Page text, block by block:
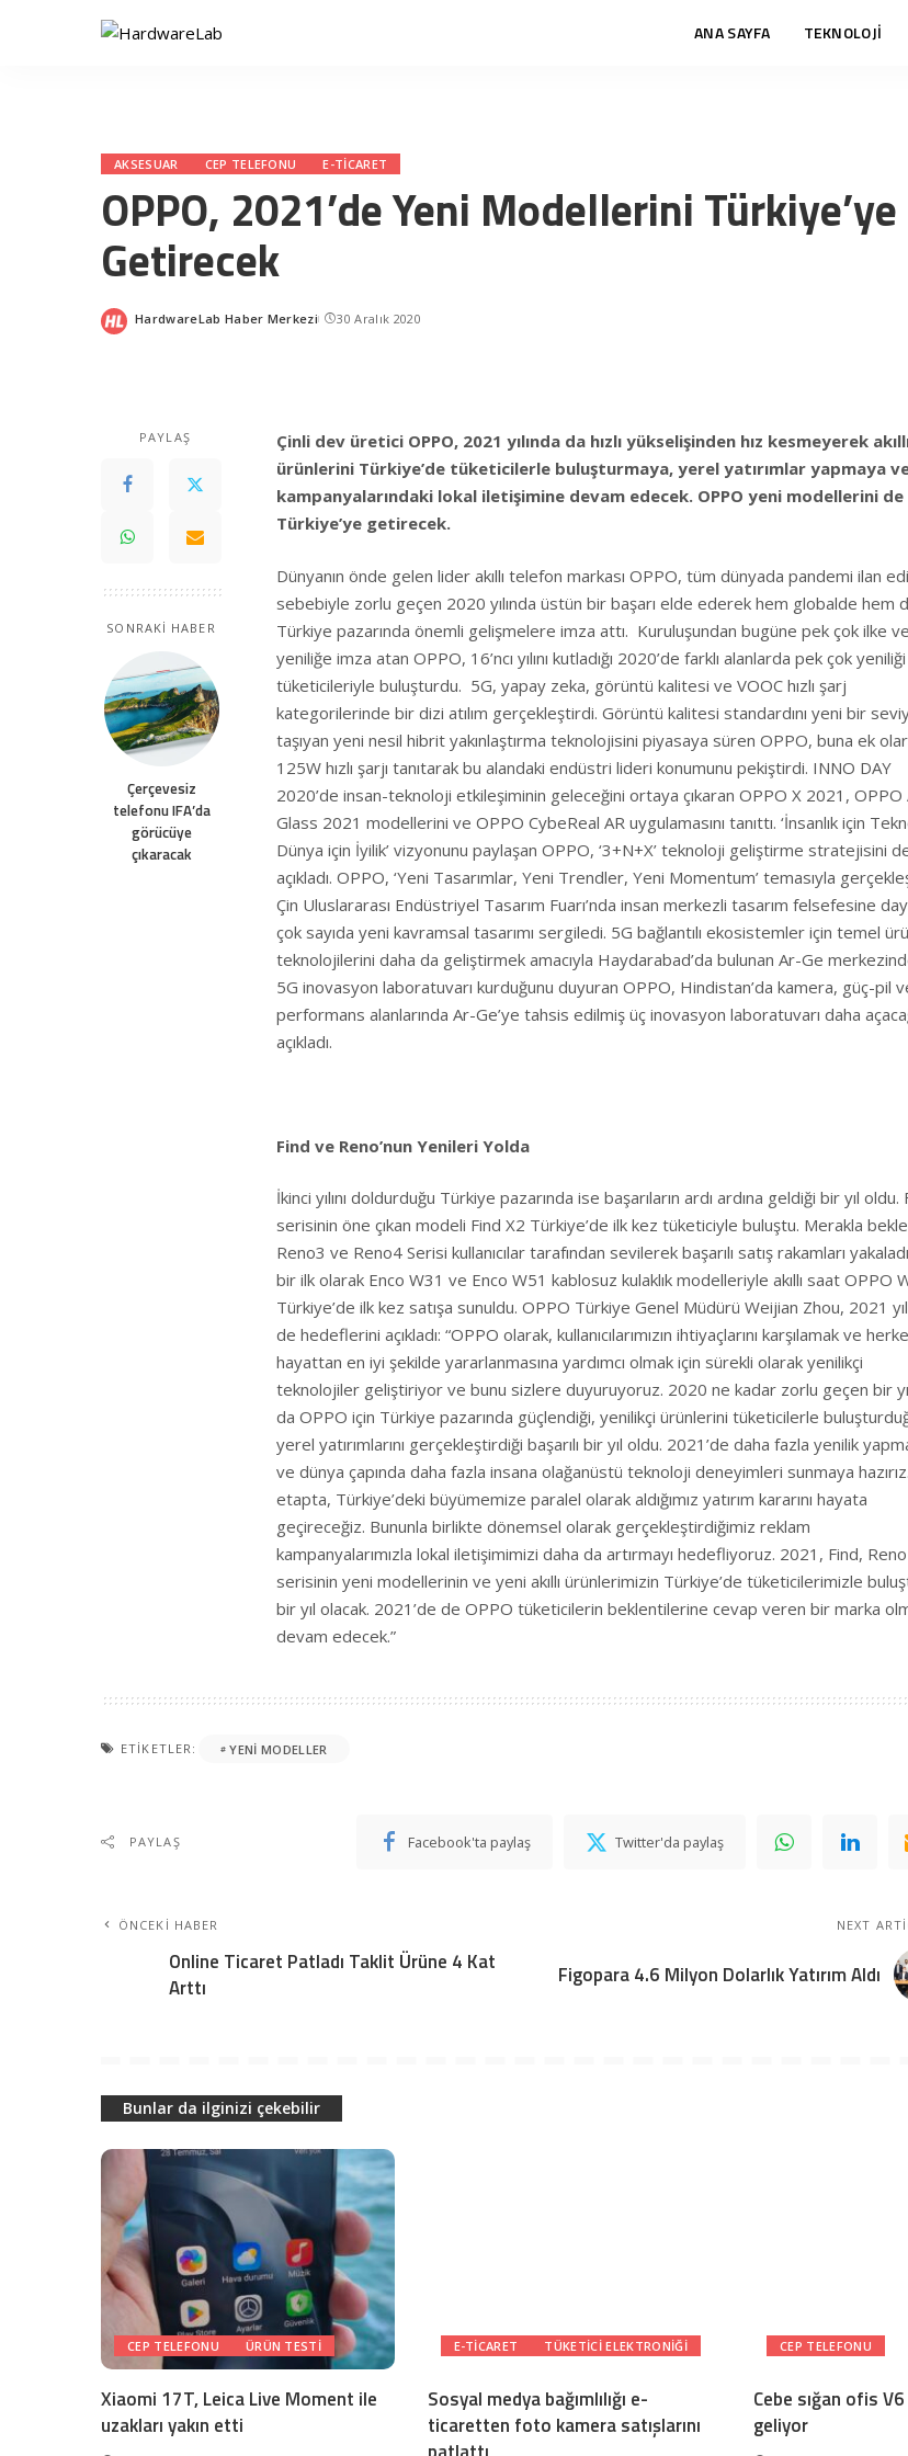
ANA SAYFA TEKNOLOJİ
AKSESUAR CEP TELEFONU E-TICARET
OPPO, 2021’de Yeni Modellerini Türkiye’ye
Getirecek
Posted
HardwareLab Haber Merkezi 30 Aralık 2020
PAYLAŞ
SONRAKİ HABER
Çerçevesiz
telefonu IFA’da
görücüye
çıkaracak
Çinli dev üretici OPPO, 2021 yılında da hızlı yükselişinden hız kesmeyerek
ürünlerini Türkiye’de tüketicilerle buluşturmaya, yerel yatırımlar yapmaya
kampanyalarındaki lokal iletişimine devam edecek. OPPO yeni modellerini de
Türkiye’ye getirecek.
Dünyanın önde gelen lider akıllı telefon markası OPPO, tüm dünyada pandemi ilan
sebebiyle zorlu geçen 2020 yılında üstün bir başarı elde ederek hem globalde hem
Türkiye pazarında önemli gelişmelere imza attı. Kuruluşundan bugüne pek çok ilke ve
yeniliğe imza atan OPPO, 16’ncı yılını kutladığı 2020’de farklı alanlarda pek çok yeniliği
tüketicileriyle buluşturdu. 5G, yapay zeka, görüntü kalitesi ve VOOC hızlı şarj
kategorilerinde bir dizi atılım gerçekleştirdi. Görüntü kalitesi standardını yeni bir
taşıyan yeni nesil hibrit yakınlaştırma teknolojisini piyasaya süren OPPO, buna ek
125W hızlı şarjı tanıtarak bu alandaki endüstri lideri konumunu pekiştirdi. INNO DAY
2020’de insan-teknoloji etkileşiminin geleceğini ortaya çıkaran OPPO X 2021, OPPO
Glass 2021 modellerini ve OPPO CybeReal AR uygulamasını tanıttı. ‘İnsanlık için
Dünya için İyilik’ vizyonunu paylaşan OPPO, ‘3+N+X’ teknoloji geliştirme stratejisini
açıkladı. OPPO, ‘Yeni Tasarımlar, Yeni Trendler, Yeni Momentum’ temasıyla
Çin Uluslararası Endüstriyel Tasarım Fuarı’nda insan merkezli tasarım felsefesine
çok sayıda yeni kavramsal tasarımı sergiledi. 5G bağlantılı ekosistemler için temel
teknolojilerini daha da geliştirmek amacıyla Haydarabad’da bulunan Ar-Ge
5G inovasyon laboratuvarı kurduğunu duyuran OPPO, Hindistan’da kamera, güç-pil
performans alanlarında Ar-Ge’ye tahsis edilmiş üç inovasyon laboratuvarı daha
açıkladı.
Find ve Reno’nun Yenileri Yolda
İkinci yılını doldurduğu Türkiye pazarında ise başarıların ardı ardına geldiği bir yıl oldu.
serisinin öne çıkan modeli Find X2 Türkiye’de ilk kez tüketiciyle buluştu. Merakla
Reno3 ve Reno4 Serisi kullanıcılar tarafından sevilerek başarılı satış rakamları
bir ilk olarak Enco W31 ve Enco W51 kablosuz kulaklık modelleriyle akıllı saat OPPO
Türkiye’de ilk kez satışa sunuldu. OPPO Türkiye Genel Müdürü Weijian Zhou, 2021
de hedeflerini açıkladı: “OPPO olarak, kullanıcılarımızın ihtiyaçlarını karşılamak ve
hayattan en iyi şekilde yararlanmasına yardımcı olmak için sürekli olarak yenilikçi
teknolojiler geliştiriyor ve bunu sizlere duyuruyoruz. 2020 ne kadar zorlu geçen bir
da OPPO için Türkiye pazarında güçlendiği, yenilikçi ürünlerini tüketicilerle
yerel yatırımlarını gerçekleştirdiği başarılı bir yıl oldu. 2021’de daha fazla yenilik
ve dünya çapında daha fazla insana olağanüstü teknoloji deneyimleri sunmaya
etapta, Türkiye’deki büyümemize paralel olarak aldığımız yatırım kararını hayata
geçireceğiz. Bununla birlikte dönemsel olarak gerçekleştirdiğimiz reklam
kampanyalarımızla lokal iletişimimizi daha da artırmayı hedefliyoruz. 2021, Find,
serisinin yeni modellerinin ve yeni akıllı ürünlerimizin Türkiye’de tüketicilerimizle
bir yıl olacak. 2021’de de OPPO tüketicilerin beklentilerine cevap veren bir marka
devam edecek.”
ETIKETLER: YENI MODELLER
PAYLAŞ Facebook'ta paylaş Twitter'da paylaş
ÖNCEKI HABER
Online Ticaret Patladı Taklit Ürüne 4 Kat
Arttı
NEXT
Figopara 4.6 Milyon Dolarlık Yatırım Aldı
Bunlar da ilginizi çekebilir
CEP TELEFONU ÜRÜN TESTI
Xiaomi 17T, Leica Live Moment ile
uzakları yakın etti
E-TICARET TÜKETICI ELEKTRONIĞI
Sosyal medya bağımlılığı e-
ticaretten foto kamera satışlarını
CEP TELEFONU
Cebe sığan ofis
geliyor